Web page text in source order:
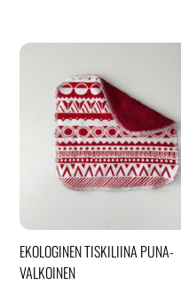
EKOLOGINEN TISKILIINA PUNA-
VALKOINEN